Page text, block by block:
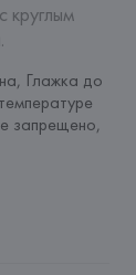
круглым
Глажка до
запрещено,